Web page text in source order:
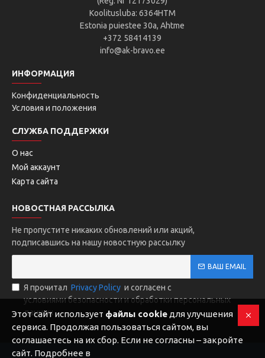
Koolitusluba: 6364HTM
Estonia puiestee 30a, Ahtme
+372 58414139
info@ak-bravo.ee
ИНФОРМАЦИЯ
Конфиденциальность
Условия и положения
СЛУЖБА ПОДДЕРЖКИ
О нас
Мой аккаунт
Карта сайта
НОВОСТНАЯ РАССЫЛКА
Не пропустите никаких обновлений или акций,
подписавшись на нашу новостную рассылку
ВАШ EMAIL
Я прочитал Privacy Policy и согласен с
условиями безопасности и обработки персональных
данных
Этот сайт использует файлы cookie для улучшения
сервиса. Продолжая пользоваться сайтом, вы
соглашаетесь на их сбор. Если не согласны – закройте
сайт. Подробнее в